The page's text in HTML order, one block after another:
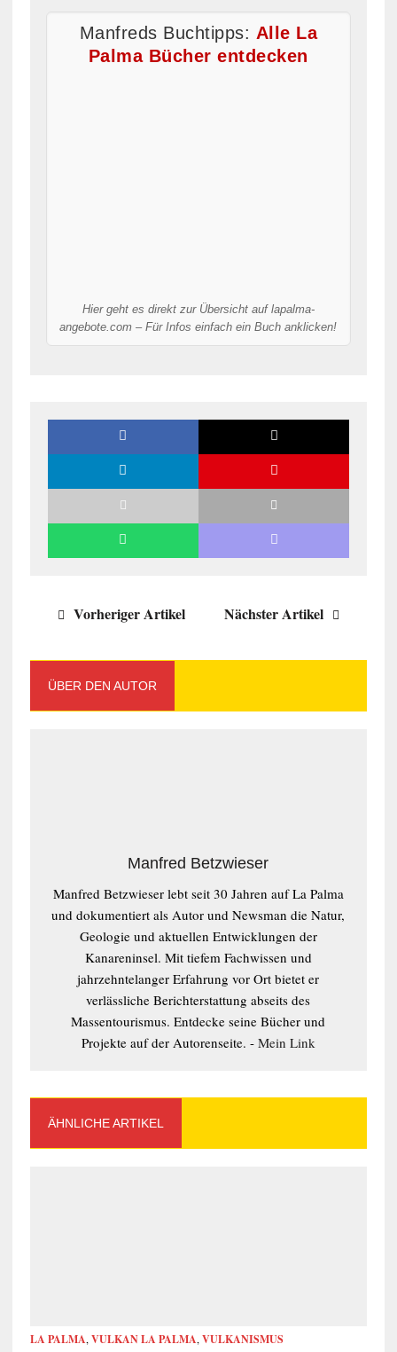
Manfreds Buchtipps: Alle La
Palma Bücher entdecken
Hier geht es direkt zur Übersicht auf lapalma-
angebote.com – Für Infos einfach ein Buch anklicken!
Vorheriger Artikel Nächster Artikel
ÜBER DEN AUTOR
Manfred Betzwieser
Manfred Betzwieser lebt seit 30 Jahren auf La Palma
und dokumentiert als Autor und Newsman die Natur,
Geologie und aktuellen Entwicklungen der
Kanareninsel. Mit tiefem Fachwissen und
jahrzehntelanger Erfahrung vor Ort bietet er
verlässliche Berichterstattung abseits des
Massentourismus. Entdecke seine Bücher und
Projekte auf der Autorenseite. - Mein Link
ÄHNLICHE ARTIKEL
LA PALMA, VULKAN LA PALMA, VULKANISMUS